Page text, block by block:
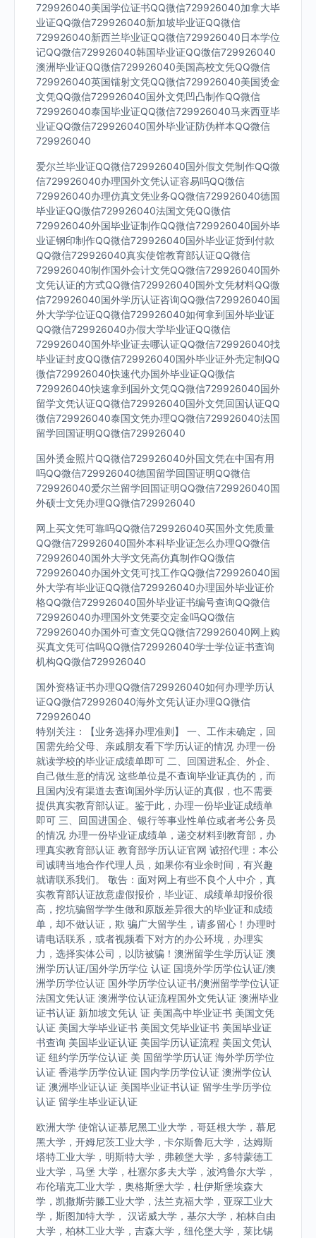
729926040美国学位证书QQ微信729926040加拿大毕
业证QQ微信729926040新加坡毕业证QQ微信
729926040新西兰毕业证QQ微信729926040日本学位
记QQ微信729926040韩国毕业证QQ微信729926040
澳洲毕业证QQ微信729926040美国高校文凭QQ微信
729926040英国镭射文凭QQ微信729926040美国烫金
文凭QQ微信729926040国外文凭凹凸制作QQ微信
729926040泰国毕业证QQ微信729926040马来西亚毕
业证QQ微信729926040国外毕业证防伪样本QQ微信
729926040
爱尔兰毕业证QQ微信729926040国外假文凭制作QQ微
信729926040办理国外文凭认证容易吗QQ微信
729926040办理仿真文凭业务QQ微信729926040德国
毕业证QQ微信729926040法国文凭QQ微信
729926040外国毕业证制作QQ微信729926040国外毕
业证钢印制作QQ微信729926040国外毕业证货到付款
QQ微信729926040真实使馆教育部认证QQ微信
729926040制作国外会计文凭QQ微信729926040国外
文凭认证的方式QQ微信729926040国外文凭材料QQ微
信729926040国外学历认证咨询QQ微信729926040国
外大学学位证QQ微信729926040如何拿到国外毕业证
QQ微信729926040办假大学毕业证QQ微信
729926040国外毕业证去哪认证QQ微信729926040找
毕业证封皮QQ微信729926040国外毕业证外壳定制QQ
微信729926040快速代办国外毕业证QQ微信
729926040快速拿到国外文凭QQ微信729926040国外
留学文凭认证QQ微信729926040国外文凭回国认证QQ
微信729926040泰国文凭办理QQ微信729926040法国
留学回国证明QQ微信729926040
国外烫金照片QQ微信729926040外国文凭在中国有用
吗QQ微信729926040德国留学回国证明QQ微信
729926040爱尔兰留学回国证明QQ微信729926040国
外硕士文凭办理QQ微信729926040
网上买文凭可靠吗QQ微信729926040买国外文凭质量
QQ微信729926040国外本科毕业证怎么办理QQ微信
729926040国外大学文凭高仿真制作QQ微信
729926040办国外文凭可找工作QQ微信729926040国
外大学有毕业证QQ微信729926040办理国外毕业证价
格QQ微信729926040国外毕业证书编号查询QQ微信
729926040办理国外文凭要交定金吗QQ微信
729926040办国外可查文凭QQ微信729926040网上购
买真文凭可信吗QQ微信729926040学士学位证书查询
机构QQ微信729926040
国外资格证书办理QQ微信729926040如何办理学历认
证QQ微信729926040海外文凭认证办理QQ微信
729926040
特别关注：【业务选择办理准则】 一、工作未确定，回
国需先给父母、亲戚朋友看下学历认证的情况 办理一份
就读学校的毕业证成绩单即可 二、回国进私企、外企、
自己做生意的情况 这些单位是不查询毕业证真伪的，而
且国内没有渠道去查询国外学历认证的真假，也不需要
提供真实教育部认证。鉴于此，办理一份毕业证成绩单
即可 三、回国进国企、银行等事业性单位或者考公务员
的情况 办理一份毕业证成绩单，递交材料到教育部，办
理真实教育部认证 教育部学历认证官网 诚招代理：本公
司诚聘当地合作代理人员，如果你有业余时间，有兴趣
就请联系我们。 敬告：面对网上有些不良个人中介，真
实教育部认证故意虚假报价，毕业证、成绩单却报价很
高，挖坑骗留学学生做和原版差异很大的毕业证和成绩
单，却不做认证，欺 骗广大留学生，请多留心！办理时
请电话联系，或者视频看下对方的办公环境，办理实
力，选择实体公司，以防被骗！澳洲留学生学历认证 澳
洲学历认证/国外学历学位 认证 国境外学历学位认证/澳
洲学历学位认证 国外学历学位认证书/澳洲留学学位认证
法国文凭认证 澳洲学位认证流程国外文凭认证 澳洲毕业
证书认证 新加坡文凭认 证 美国高中毕业证书 美国文凭
认证 美国大学毕业证书 美国文凭毕业证书 美国毕业证
书查询 美国毕业证认证 美国学历认证流程 美国文凭认
证 纽约学历学位认证 美 国留学学历认证 海外学历学位
认证 香港学历学位认证 国内学历学位认证 澳洲学位认
证 澳洲毕业证认证 美国毕业证书认证 留学生学历学位
认证 留学生毕业证认证
欧洲大学 使馆认证慕尼黑工业大学，哥廷根大学，慕尼
黑大学，开姆尼茨工业大学，卡尔斯鲁厄大学，达姆斯
塔特工业大学，明斯特大学，弗赖堡大学，多特蒙德工
业大学，马堡 大学，杜塞尔多夫大学，波鸿鲁尔大学，
布伦瑞克工业大学，奥格斯堡大学，杜伊斯堡埃森大
学，凯撒斯劳滕工业大学，法兰克福大学，亚琛工业大
学，斯图加特大学， 汉诺威大学，基尔大学，柏林自由
大学，柏林工业大学，吉森大学，纽伦堡大学，莱比锡